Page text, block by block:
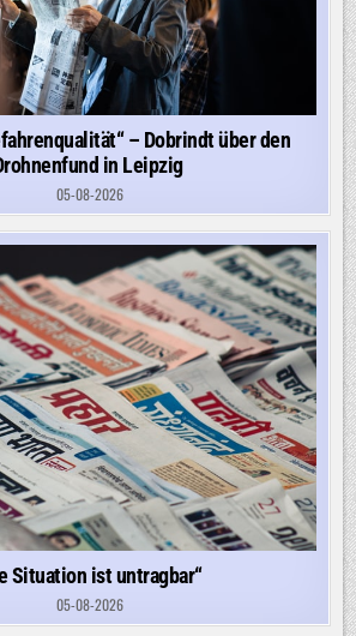
– Dobrindt über den
in Leipzig
05-08-2026
Situation ist untragbar“
05-08-2026